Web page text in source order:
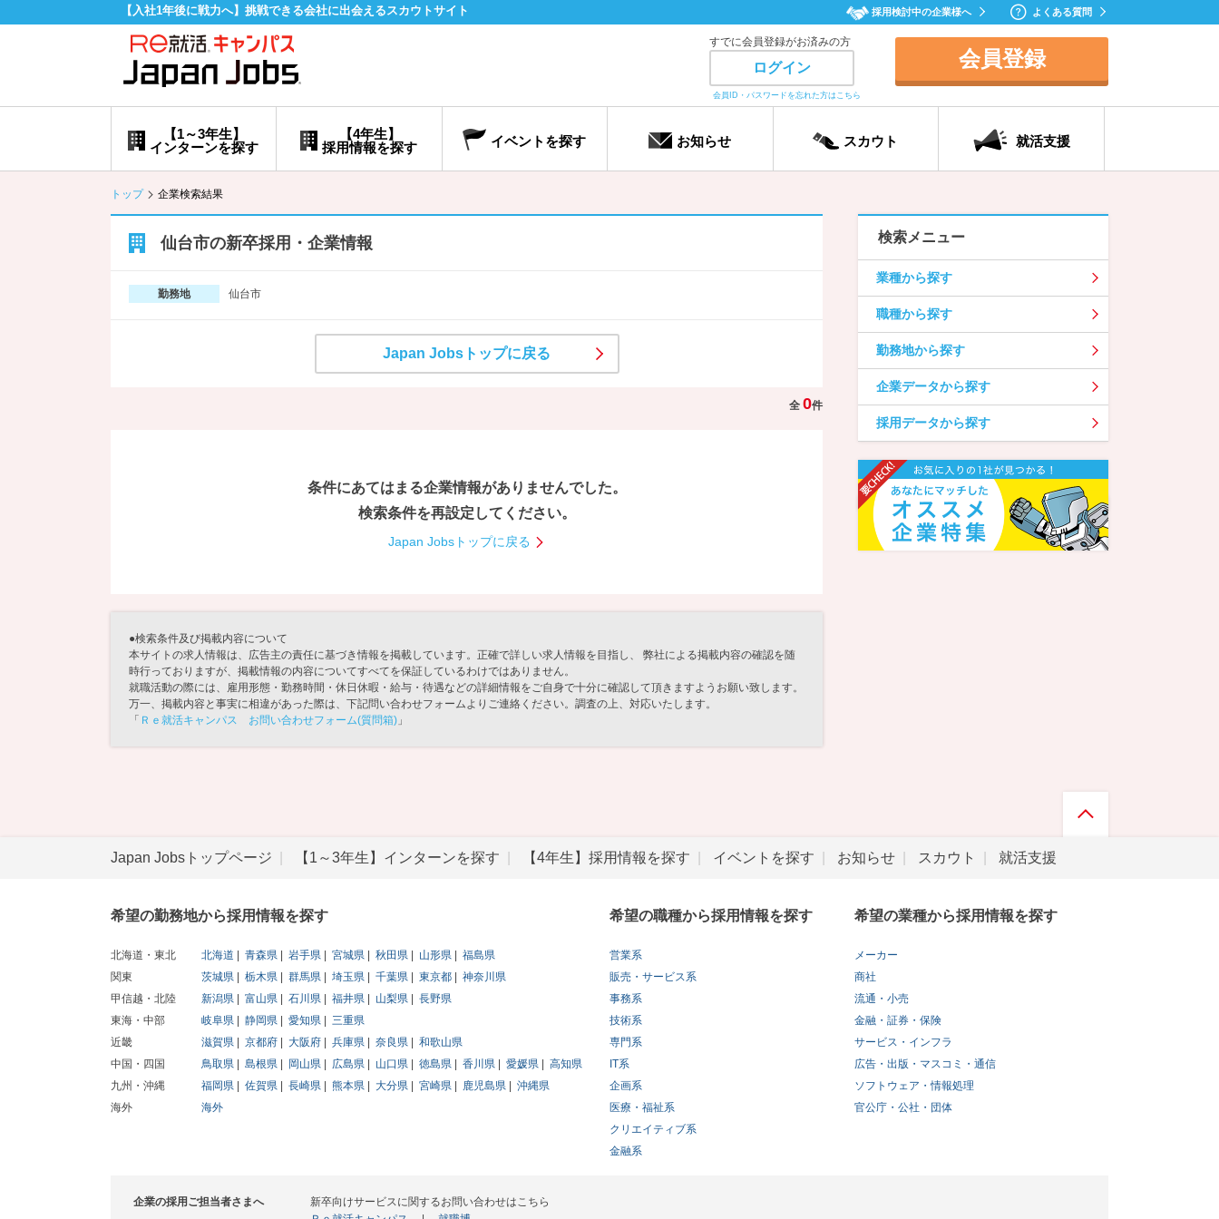
【入社1年後に戦力へ】挑戦できる会社に出会えるスカウトサイト 採用検討中の企業様へ よくある質問
すでに会員登録がお済みの方
ログイン
会員ID・パスワードを忘れた方はこちら
会員登録
【4年生】
採用情報を探す
【1～3年生】
インターンを探す
イベントを探す お知らせ スカウト 就活支援
トップ 企業検索結果
仙台市の新卒採用・企業情報
勤務地 仙台市
Japan Jobsトップに戻る
全 0件
条件にあてはまる企業情報がありませんでした。
検索条件を再設定してください。
Japan Jobsトップに戻る
●検索条件及び掲載内容について
本サイトの求人情報は、広告主の責任に基づき情報を掲載しています。正確で詳しい求人情報を目指し、 弊社による掲載内容の確認を随
時行っておりますが、掲載情報の内容についてすべてを保証しているわけではありません。
就職活動の際には、雇用形態・勤務時間・休日休暇・給与・待遇などの詳細情報をご自身で十分に確認して頂きますようお願い致します。
万一、掲載内容と事実に相違があった際は、下記問い合わせフォームよりご連絡ください。調査の上、対応いたします。
「 Ｒｅ就活キャンパス お問い合わせフォーム(質問箱) 」
検索メニュー
業種から探す
職種から探す
勤務地から探す
企業データから探す
採用データから探す
Japan Jobsトップページ 【1～3年生】インターンを探す 【4年生】採用情報を探す イベントを探す お知らせ スカウト 就活支援
希望の勤務地から採用情報を探す
北海道・東北 北海道 青森県 岩手県 宮城県 秋田県 山形県
福島県
関東
茨城県 栃木県 群馬県 埼玉県 千葉県 東京都
神奈川県
甲信越・北陸
新潟県 富山県 石川県 福井県 山梨県
長野県
東海・中部
岐阜県 静岡県 愛知県
三重県
近畿
滋賀県 京都府 大阪府 兵庫県 奈良県
和歌山県
中国・四国
鳥取県 島根県 岡山県 広島県 山口県 徳島県 香川県 愛媛県
高知県
九州・沖縄
福岡県 佐賀県 長崎県 熊本県 大分県 宮崎県 鹿児島県
沖縄県
海外
海外
希望の職種から採用情報を探す
営業系
販売・サービス系
事務系
技術系
専門系
IT系
企画系
医療・福祉系
クリエイティブ系
金融系
希望の業種から採用情報を探す
メーカー
商社
流通・小売
金融・証券・保険
サービス・インフラ
広告・出版・マスコミ・通信
ソフトウェア・情報処理
官公庁・公社・団体
企業の採用ご担当者さまへ
新卒向けサービスに関するお問い合わせはこちら